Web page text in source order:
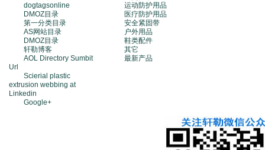
dogtagsonline
DMOZ目录
第一分类目录
AS网站目录
DMOZ目录
轩勒博客
AOL Directory Sumbit
Url
Scierial plastic
extrusion webbing at
Linkedin
Google+
运动防护用品
医疗防护用品
安全紧固带
户外用品
鞋类配件
其它
最新产品